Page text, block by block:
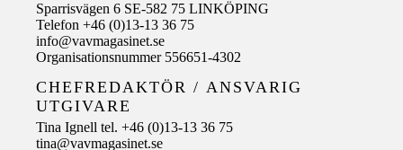
Sparrisvägen 6 SE-582 75 LINKÖPING
Telefon +46 (0)13-13 36 75
info@vavmagasinet.se
Organisationsnummer 556651-4302
CHEFREDAKTÖR / ANSVARIG
UTGIVARE
Tina Ignell tel. +46 (0)13-13 36 75
tina@vavmagasinet.se